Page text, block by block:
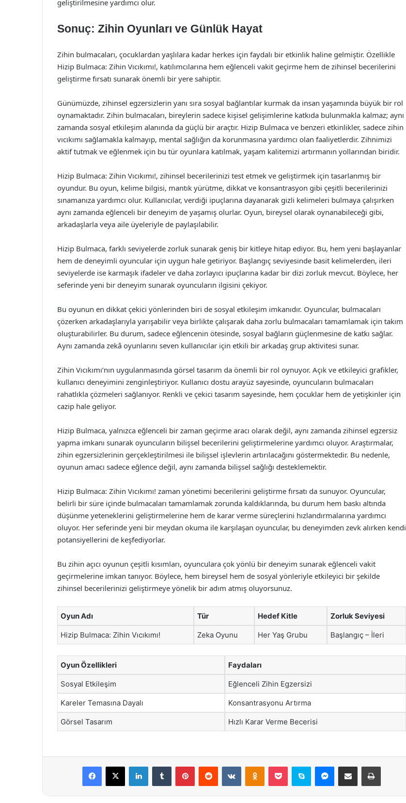
geliştirilmesine yardımcı olur.
Sonuç: Zihin Oyunları ve Günlük Hayat
Zihin bulmacaları, çocuklardan yaşlılara kadar herkes için faydalı bir etkinlik haline gelmiştir. Özellikle
Hizip Bulmaca: Zihin Vıcıkımı!, katılımcılarına hem eğlenceli vakit geçirme hem de zihinsel becerilerini
geliştirme fırsatı sunarak önemli bir yere sahiptir.
Günümüzde, zihinsel egzersizlerin yanı sıra sosyal bağlantılar kurmak da insan yaşamında büyük bir rol
oynamaktadır. Zihin bulmacaları, bireylerin sadece kişisel gelişimlerine katkıda bulunmakla kalmaz; aynı
zamanda sosyal etkileşim alanında da güçlü bir araçtır. Hizip Bulmaca ve benzeri etkinlikler, sadece zihin
vıcıkımı sağlamakla kalmayıp, mental sağlığın da korunmasına yardımcı olan faaliyetlerdir. Zihnimizi
aktif tutmak ve eğlenmek için bu tür oyunlara katılmak, yaşam kalitemizi artırmanın yollarından biridir.
Hizip Bulmaca: Zihin Vıcıkımı!, zihinsel becerilerinizi test etmek ve geliştirmek için tasarlanmış bir
oyundur. Bu oyun, kelime bilgisi, mantık yürütme, dikkat ve konsantrasyon gibi çeşitli becerilerinizi
sınamanıza yardımcı olur. Kullanıcılar, verdiği ipuçlarına dayanarak gizli kelimeleri bulmaya çalışırken
aynı zamanda eğlenceli bir deneyim de yaşamış olurlar. Oyun, bireysel olarak oynanabileceği gibi,
arkadaşlarla veya aile üyeleriyle de paylaşılabilir.
Hizip Bulmaca, farklı seviyelerde zorluk sunarak geniş bir kitleye hitap ediyor. Bu, hem yeni başlayanlar
hem de deneyimli oyuncular için uygun hale getiriyor. Başlangıç seviyesinde basit kelimelerden, ileri
seviyelerde ise karmaşık ifadeler ve daha zorlayıcı ipuçlarına kadar bir dizi zorluk mevcut. Böylece, her
seferinde yeni bir deneyim sunarak oyuncuların ilgisini çekiyor.
Bu oyunun en dikkat çekici yönlerinden biri de sosyal etkileşim imkanıdır. Oyuncular, bulmacaları
çözerken arkadaşlarıyla yarışabilir veya birlikte çalışarak daha zorlu bulmacaları tamamlamak için takım
oluşturabilirler. Bu durum, sadece eğlencenin ötesinde, sosyal bağların güçlenmesine de katkı sağlar.
Aynı zamanda zekâ oyunlarını seven kullanıcılar için etkili bir arkadaş grup aktivitesi sunar.
Zihin Vıcıkımı’nın uygulanmasında görsel tasarım da önemli bir rol oynuyor. Açık ve etkileyici grafikler,
kullanıcı deneyimini zenginleştiriyor. Kullanıcı dostu arayüz sayesinde, oyuncuların bulmacaları
rahatlıkla çözmeleri sağlanıyor. Renkli ve çekici tasarım sayesinde, hem çocuklar hem de yetişkinler için
cazip hale geliyor.
Hizip Bulmaca, yalnızca eğlenceli bir zaman geçirme aracı olarak değil, aynı zamanda zihinsel egzersiz
yapma imkanı sunarak oyuncuların bilişsel becerilerini geliştirmelerine yardımcı oluyor. Araştırmalar,
zihin egzersizlerinin gerçekleştirilmesi ile bilişsel işlevlerin artırılacağını göstermektedir. Bu nedenle,
oyunun amacı sadece eğlence değil, aynı zamanda bilişsel sağlığı desteklemektir.
Hizip Bulmaca: Zihin Vıcıkımı! zaman yönetimi becerilerini geliştirme fırsatı da sunuyor. Oyuncular,
belirli bir süre içinde bulmacaları tamamlamak zorunda kaldıklarında, bu durum hem baskı altında
düşünme yeteneklerini geliştirmelerine hem de karar verme süreçlerini hızlandırmalarına yardımcı
oluyor. Her seferinde yeni bir meydan okuma ile karşılaşan oyuncular, bu deneyimden zevk alırken kendi
potansiyellerini de keşfediyorlar.
Bu zihin açıcı oyunun çeşitli kısımları, oyunculara çok yönlü bir deneyim sunarak eğlenceli vakit
geçirmelerine imkan tanıyor. Böylece, hem bireysel hem de sosyal yönleriyle etkileyici bir şekilde
zihinsel becerilerinizi geliştirmeye yönelik bir adım atmış oluyorsunuz.
Oyun Adı Tür Hedef Kitle Zorluk Seviyesi
Hizip Bulmaca: Zihin Vıcıkımı! Zeka Oyunu Her Yaş Grubu Başlangıç – İleri
Oyun Özellikleri Faydaları
Sosyal Etkileşim Eğlenceli Zihin Egzersizi
Kareler Temasına Dayalı Konsantrasyonu Artırma
Görsel Tasarım Hızlı Karar Verme Becerisi
Facebook
X LinkedInTumblr PinterestReddit VKontakteOdnoklassniki
Pocket Skype Messenger
E-Posta ile paylaş Yazdır